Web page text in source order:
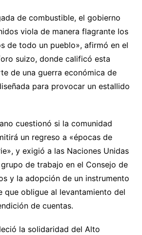
de combustible, el gobierno
viola de manera flagrante los
de todo un pueblo», afirmó en el
suizo, donde calificó esta
de una guerra económica de
para provocar un estallido
cuestionó si la comunidad
un regreso a «épocas de
y exigió a las Naciones Unidas
de trabajo en el Consejo de
y la adopción de un instrumento
que obligue al levantamiento del
de cuentas.
la solidaridad del Alto